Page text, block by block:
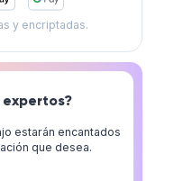
y encriptadas.
expertos?
estarán encantados
que desea.